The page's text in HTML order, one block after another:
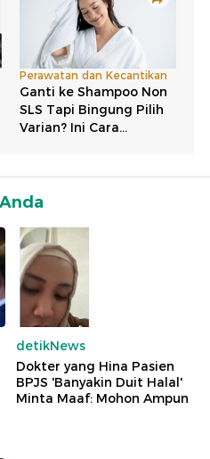
detikNews
Dokter yang Hina Pasien
BPJS 'Banyakin Duit Halal'
Minta Maaf: Mohon Ampun